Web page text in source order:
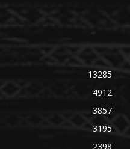
13285
4912
3857
3195
2398